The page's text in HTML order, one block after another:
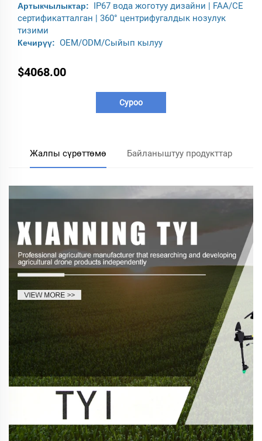
Артыкчылыктар:
IP67 вода жоготуу дизайни | FAA/CE
сертификатталган | 360° центрифугалдык нозулук
тизими
Кечирүү: OEM/ODM/Сыйып кылуу
$4068.00
Суроо
Жалпы сүрөттөмө Байланыштуу продукттар